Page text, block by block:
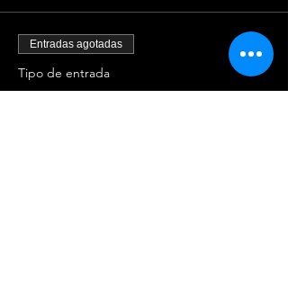
Entradas agotadas
Tipo de entrada
Campamento Familiar!